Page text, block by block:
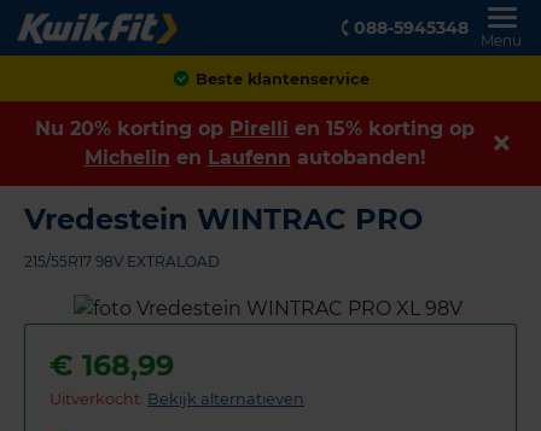
088-5945348
Menu
Achteraf betalen
Nu 20% korting op Pirelli en 15% korting op
Michelin en Laufenn autobanden!
Vredestein WINTRAC PRO
215/55R17 98V EXTRALOAD
€ 168,99
Uitverkocht: Bekijk alternatieven